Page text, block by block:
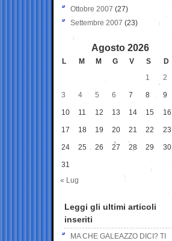
Ottobre 2007 (27)
Settembre 2007 (23)
Agosto 2026
L M M G V S
D
1
2
3 4 5 6 7 8 9
10 11 12 13 14 15 16
17 18 19 20 21 22 23
24 25 26 27 28 29 30
31
« Lug
Leggi gli ultimi articoli
inseriti
MA CHE GALEAZZO DICI? TI